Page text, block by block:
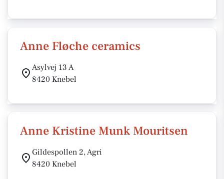
Anne Fløche ceramics
Asylvej 13 A
8420 Knebel
Anne Kristine Munk Mouritsen
Gildespollen 2, Agri
8420 Knebel